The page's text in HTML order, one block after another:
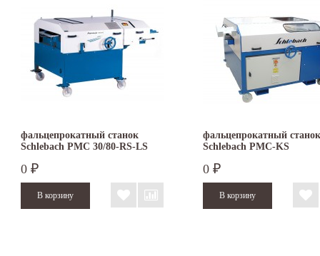
фальцепрокатный станок
Schlebach PMC 30/80-RS-LS
0 ₽
фальцепрокатный станок
Schlebach PMC-KS
0 ₽